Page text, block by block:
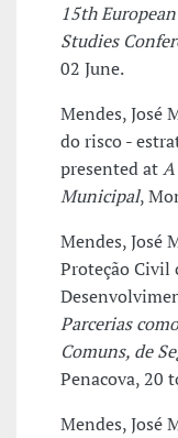
15th
Studies
02 June.
Mendes, José
do risco -
presented at
Municipal,
Mendes, José
Proteção Civil
Parcerias
Comuns, de
Penacova, 20
Mendes, José